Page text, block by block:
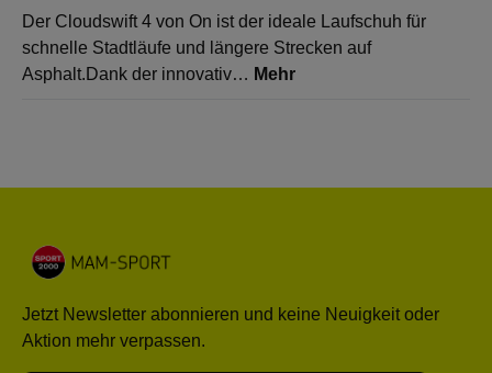
Der Cloudswift 4 von On ist der ideale Laufschuh für
schnelle Stadtläufe und längere Strecken auf
Asphalt.Dank der innovativ… Mehr
Jetzt Newsletter abonnieren und keine Neuigkeit oder
Aktion mehr verpassen.